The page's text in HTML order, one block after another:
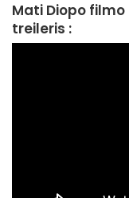
Mati Diopo filmo
treileris :